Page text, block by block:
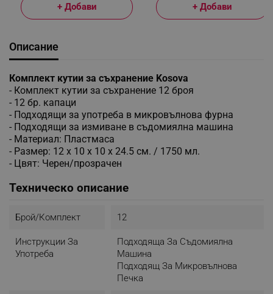
+ Добави + Добави
Описание
Комплект кутии за съхранение Kosova
- Комплект кутии за съхранение 12 броя
- 12 бр. капаци
- Подходящи за употреба в микровълнова фурна
- Подходящи за измиване в съдомиялна машина
- Материал: Пластмаса
- Размер: 12 х 10 х 10 х 24.5 см. / 1750 мл.
- Цвят: Черен/прозрачен
Техническо описание
Брой/комплект 12
Инструкции За
Употреба
Подходяща За Съдомиялна
Машина
Подходящ За Микровълнова
Печка